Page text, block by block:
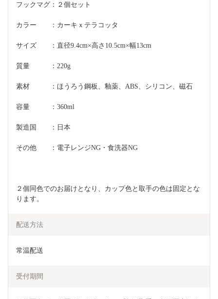
フックマグ：２個セット
カラー　　：カーキｘテラコッタ
サイズ　　：直径9.4cm×高さ10.5cm×幅13cm
質量　　　：220g
素材　　　：ほうろう鋼板、釉薬、ABS、シリコン、磁石
容量　　　：360ml
製造国　　：日本
その他　　：電子レンジNG・食洗器NG
２個同色でのお届けとなり、カップ色と取手の色は固定とな
ります。
配送方法
常温配送
受付期間